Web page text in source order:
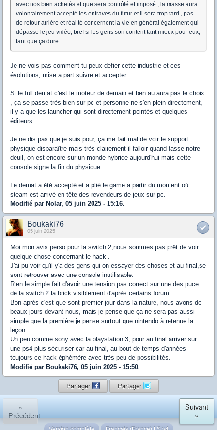
avec nos bien achetés et que sera contrôlé et imposé , la masse aura
volontairement accepté les entraves du futur et il sera trop tard , pas
de retour arrière et réalité concernent la vie en général également qui
dépasse le jeu vidéo, bref si les gens son content tant mieux pour eux,
tant que ça dure...
Je ne vois pas comment tu peux defier cette industrie et ces
évolutions, mise a part suivre et accepter.
Si le full demat c'est le moteur de demain et ben au aura pas le choix
, ça se passe très bien sur pc et personne ne s'en plein directement,
il y a que les launcher qui sont directement pointés et quelques
éditeurs
Je ne dis pas que je suis pour, ça me fait mal de voir le support
physique disparaître mais très clairement il falloir quand fasse notre
deuil, on est encore sur un monde hybride aujourd'hui mais cette
console signe la fin du physique.
Le demat a été accepté et a plié le game a partir du moment où
steam est arrivé en tête des revendeurs de jeux sur pc.
Modifié par Nolar, 05 juin 2025 - 15:16.
Boukaki76
05 juin 2025
Moi mon avis perso pour la switch 2,nous sommes pas prêt de voir
quelque chose concernant le hack .
J'ai pu voir qu'il y'a des gens qui on essayer des choses et au final,se
sont retrouver avec une console inutilisable.
Rien le simple fait d'avoir une tension pas correct sur une des puce
de la switch 2 la brick visiblement d'après certains forum .
Bon après c'est que sont premier jour dans la nature, nous avons de
beaux jours devant nous, mais je pense que ça ne sera pas aussi
simple que la première je pense surtout que nintendo à retenue la
leçon.
Un peu comme sony avec la playstation 3, pour au final arriver sur
une ps4 plus sécuriser car au final, au bout de temps d'années
toujours ce hack éphémère avec très peu de possibilités.
Modifié par Boukaki76, 05 juin 2025 - 15:50.
Partager Partager
«
Précédent
Suivant
»